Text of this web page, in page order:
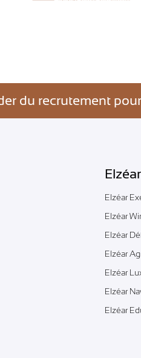
du recrutement
Elzéar
Elzéar
Elzéar
Elzéar
Elzéar
Elzéar
Elzéar